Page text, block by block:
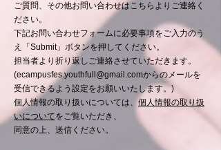
ご質問、その他お問い合わせはこちらよりご連絡く
ださい。
下記お問い合わせフォームに必要事項をご入力のう
え「Submit」ボタンを押してください。
担当者より折り返しご連絡させていただきます。
(ecampusfes.youthfull@gmail.comからのメールを
受信できるよう設定をお願いいたします。)
個人情報の取り扱いについては、 個人情報の取り扱
いについてをご覧いただき、
同意の上、送信ください。